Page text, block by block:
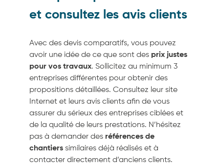
et consultez les avis clients
Avec des devis comparatifs, vous pouvez
avoir une idée de ce que sont des prix justes
pour vos travaux. Sollicitez au minimum 3
entreprises différentes pour obtenir des
propositions détaillées. Consultez leur site
Internet et leurs avis clients afin de vous
assurer du sérieux des entreprises ciblées et
de la qualité de leurs prestations. N’hésitez
pas à demander des références de
chantiers similaires déjà réalisés et à
contacter directement d’anciens clients.